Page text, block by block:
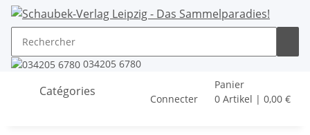
034205 6780
Catégories
Connecter
Panier
0 Artikel | 0,00 €